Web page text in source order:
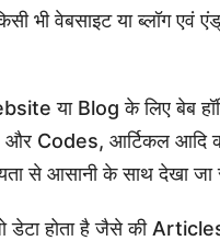
भी वेबसाइट या ब्लॉग
या Blog के लिए बेब
Codes, आर्टिकल
से आसानी के साथ देखा जा
डेटा होता है जैसे की